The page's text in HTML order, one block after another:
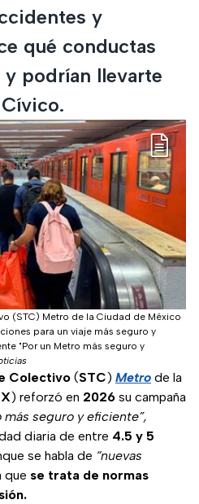
y
qué conductas
podrían llevarte
(STC) Metro de la Ciudad de México
para un viaje más seguro y
"Por un Metro más seguro y
Colectivo (STC) Metro de la
) reforzó en 2026 su campaña
más seguro y eficiente”,
diaria de entre 4.5 y 5
se habla de “nuevas
que se trata de normas